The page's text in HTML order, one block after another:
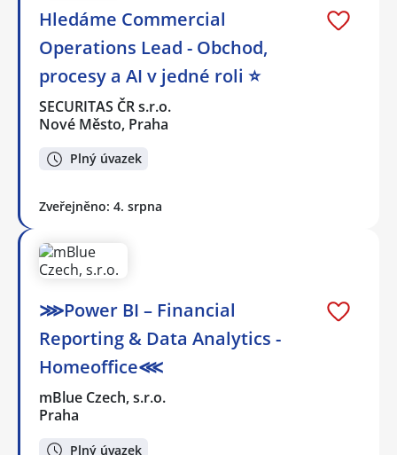
Hledáme Commercial
Operations Lead - Obchod,
procesy a AI v jedné roli ⭐
SECURITAS ČR s.r.o.
Nové Město, Praha
Plný úvazek
Zveřejněno: 4. srpna
⋙Power BI – Financial
Reporting & Data Analytics -
Homeoffice⋘
mBlue Czech, s.r.o.
Praha
Plný úvazek